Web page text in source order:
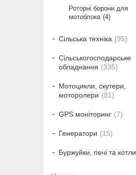
Роторні борони для
мотоблока 4
Сільська техніка 95
Сільськогосподарське
обладнання
335
Мотоцикли, скутери,
моторолери
81
GPS моніторинг 7
Генератори 15
Буржуйки, печі та котли